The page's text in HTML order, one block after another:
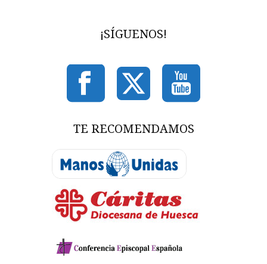
¡SÍGUENOS!
TE RECOMENDAMOS